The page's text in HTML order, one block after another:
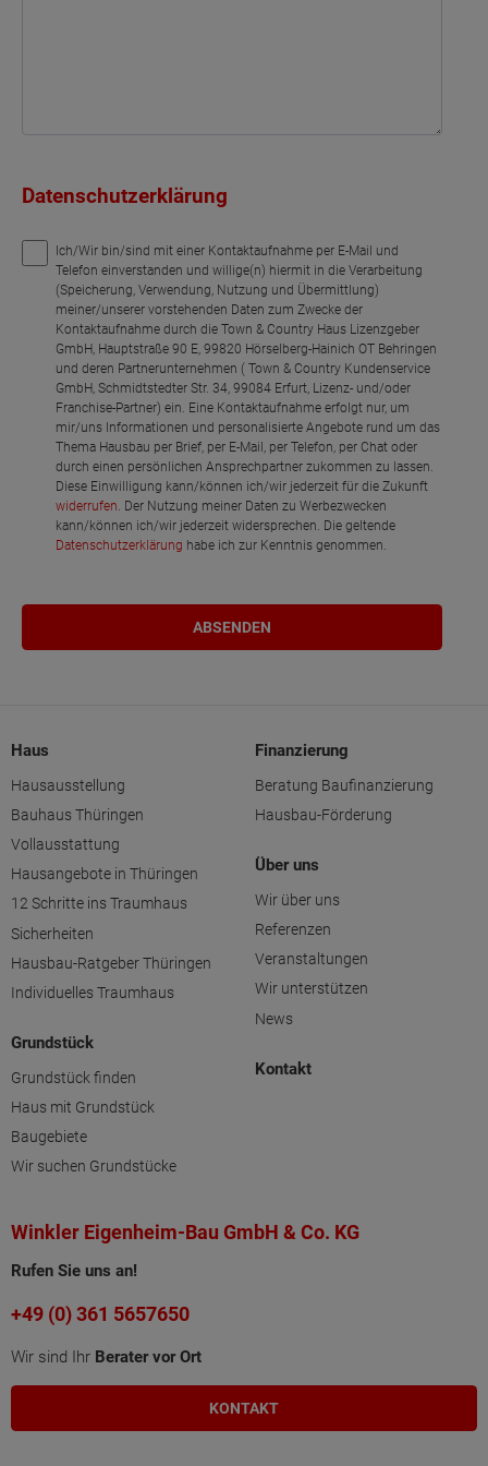
Datenschutzerklärung
Ich/Wir bin/sind mit einer Kontaktaufnahme per E-Mail und
Telefon einverstanden und willige(n) hiermit in die Verarbeitung
(Speicherung, Verwendung, Nutzung und Übermittlung)
meiner/unserer vorstehenden Daten zum Zwecke der
Kontaktaufnahme durch die Town & Country Haus Lizenzgeber
GmbH, Hauptstraße 90 E, 99820 Hörselberg-Hainich OT Behringen
und deren Partnerunternehmen ( Town & Country Kundenservice
GmbH, Schmidtstedter Str. 34, 99084 Erfurt, Lizenz- und/oder
Franchise-Partner) ein. Eine Kontaktaufnahme erfolgt nur, um
mir/uns Informationen und personalisierte Angebote rund um das
Thema Hausbau per Brief, per E-Mail, per Telefon, per Chat oder
durch einen persönlichen Ansprechpartner zukommen zu lassen.
Diese Einwilligung kann/können ich/wir jederzeit für die Zukunft
widerrufen . Der Nutzung meiner Daten zu Werbezwecken
kann/können ich/wir jederzeit widersprechen. Die geltende
Datenschutzerklärung habe ich zur Kenntnis genommen.
Haus
Hausausstellung
Bauhaus Thüringen
Vollausstattung
Hausangebote in Thüringen
12 Schritte ins Traumhaus
Sicherheiten
Hausbau-Ratgeber Thüringen
Individuelles Traumhaus
Grundstück
Grundstück finden
Haus mit Grundstück
Baugebiete
Wir suchen Grundstücke
Finanzierung
Beratung Baufinanzierung
Hausbau-Förderung
Über uns
Wir über uns
Referenzen
Veranstaltungen
Wir unterstützen
News
Kontakt
Winkler Eigenheim-Bau GmbH & Co. KG
Rufen Sie uns an!
+49 (0) 361 5657650
Wir sind Ihr Berater vor Ort
KONTAKT